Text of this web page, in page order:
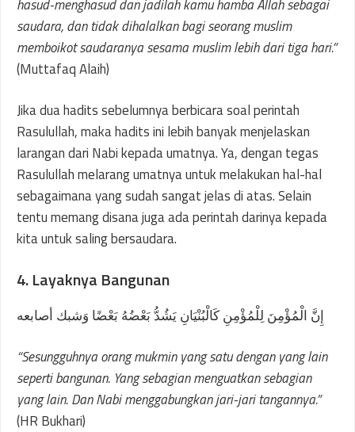
hasud-menghasud dan jadilah kamu hamba Allah sebagai
saudara, dan tidak dihalalkan bagi seorang muslim
memboikot saudaranya sesama muslim lebih dari tiga hari.”
(Muttafaq Alaih)
Jika dua hadits sebelumnya berbicara soal perintah
Rasulullah, maka hadits ini lebih banyak menjelaskan
larangan dari Nabi kepada umatnya. Ya, dengan tegas
Rasulullah melarang umatnya untuk melakukan hal-hal
sebagaimana yang sudah sangat jelas di atas. Selain
tentu memang disana juga ada perintah darinya kepada
kita untuk saling bersaudara.
4. Layaknya Bangunan
إِنَّ الْمُؤْمِنَ لِلْمُؤْمِنِ كَالْبُنْيَانِ يَشُدُّ بَعْضُهُ بَعْضًا وَشبك أصابعه
“Sesungguhnya orang mukmin yang satu dengan yang lain
seperti bangunan. Yang sebagian menguatkan sebagian
yang lain. Dan Nabi menggabungkan jari-jari tangannya.”
(HR Bukhari)